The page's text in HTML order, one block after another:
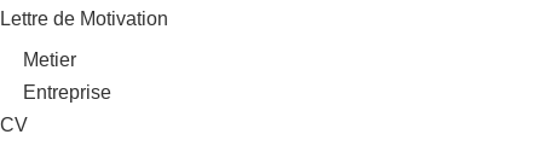
Lettre de Motivation
Metier
Entreprise
CV